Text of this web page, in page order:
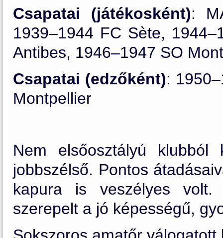
Csapatai (játékosként):
1939–1944 FC Sète,
Antibes, 1946–1947 SO
Csapatai (edzőként):
Montpellier
Nem elsőosztályú
jobbszélső. Pontos
kapura is veszélyes volt.
szerepelt a jó képességű,